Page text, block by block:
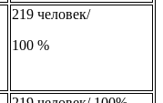
219 человек/
100 %